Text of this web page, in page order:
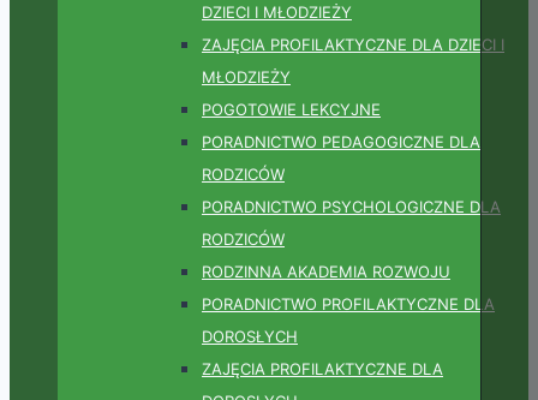
DZIECI I MŁODZIEŻY
ZAJĘCIA PROFILAKTYCZNE DLA DZIECI I
MŁODZIEŻY
POGOTOWIE LEKCYJNE
PORADNICTWO PEDAGOGICZNE DLA
RODZICÓW
PORADNICTWO PSYCHOLOGICZNE DLA
RODZICÓW
RODZINNA AKADEMIA ROZWOJU
PORADNICTWO PROFILAKTYCZNE DLA
DOROSŁYCH
ZAJĘCIA PROFILAKTYCZNE DLA